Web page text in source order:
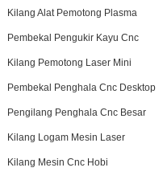
Kilang Alat Pemotong Plasma
Pembekal Pengukir Kayu Cnc
Kilang Pemotong Laser Mini
Pembekal Penghala Cnc Desktop
Pengilang Penghala Cnc Besar
Kilang Logam Mesin Laser
Kilang Mesin Cnc Hobi